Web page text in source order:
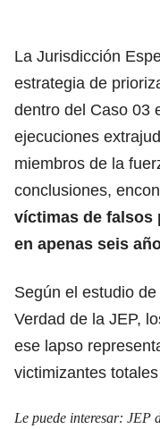
La Jurisdicción
estrategia de
dentro del Caso 03
ejecuciones
miembros de la
conclusiones,
víctimas de falsos
en apenas seis
Según el estudio
Verdad de la JEP,
ese lapso
victimizantes
Le puede interesar: JEP